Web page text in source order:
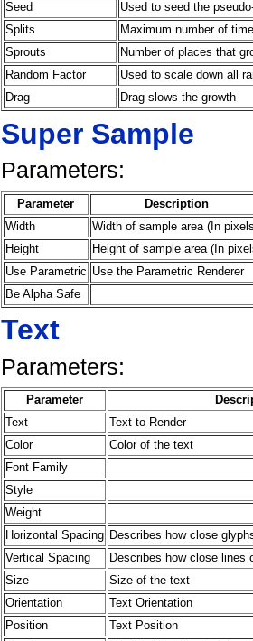
Seed
Used to seed the
Splits
Maximum number of
Sprouts
Number of places that
Random Factor
Used to scale down all
Drag
Drag slows the growth
Super Sample
Parameters:
Parameter
Description
Width
Width of sample area (In
Height
Height of sample area (In
Use Parametric Use the Parametric Renderer
Be Alpha Safe
Text
Parameters:
Parameter
Text
Text to Render
Color
Color of the text
Font Family
Style
Weight
Horizontal Spacing Describes how close
Vertical Spacing
Describes how close lines
Size
Size of the text
Orientation
Text Orientation
Position
Text Position